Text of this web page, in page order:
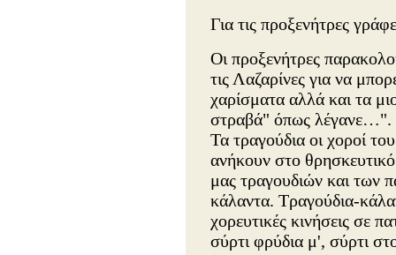
Για τις προξενήτρες
Οι προξενήτρες
τις Λαζαρίνες για να
χαρίσματα αλλά και τα
στραβά" όπως λέγανε…".
Τα τραγούδια οι χοροί
ανήκουν στο
μας τραγουδιών και των
κάλαντα. Τραγούδια-
χορευτικές κινήσεις σε
σύρτι φρύδια μ', σύρτι